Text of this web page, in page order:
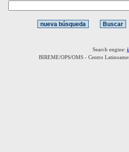
Search engine:
BIREME/OPS/OMS - Centro